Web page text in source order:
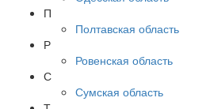
П
Полтавская область
Р
Ровенская область
С
Сумская область